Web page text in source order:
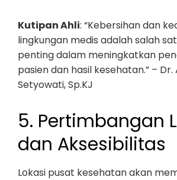
Kutipan Ahli: “Kebersihan dan
lingkungan medis adalah salah
penting dalam meningkatkan
pasien dan hasil kesehatan.” – Dr.
Setyowati, Sp.KJ
5. Pertimbangan
dan Aksesibilitas
Lokasi pusat kesehatan akan